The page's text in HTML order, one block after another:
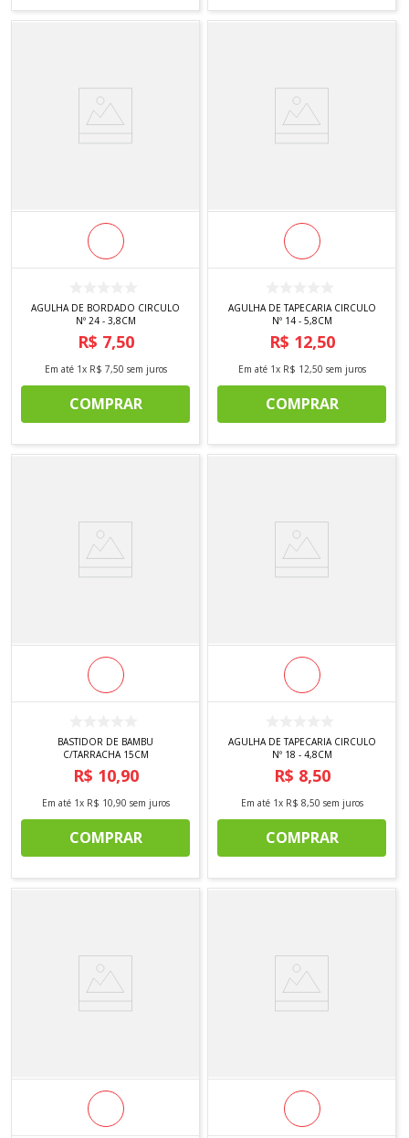
AGULHA DE BORDADO CIRCULO
Nº 24 - 3,8CM
R$ 7,50
Em até 1x R$ 7,50 sem juros
COMPRAR
AGULHA DE TAPECARIA CIRCULO
Nº 14 - 5,8CM
R$ 12,50
Em até 1x R$ 12,50 sem juros
COMPRAR
BASTIDOR DE BAMBU
C/TARRACHA 15CM
R$ 10,90
Em até 1x R$ 10,90 sem juros
COMPRAR
AGULHA DE TAPECARIA CIRCULO
Nº 18 - 4,8CM
R$ 8,50
Em até 1x R$ 8,50 sem juros
COMPRAR